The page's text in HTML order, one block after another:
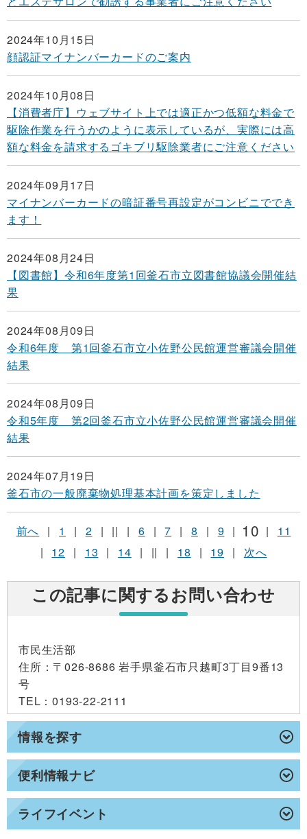
情報を探す
便利情報ナビ
ライフイベント
2024年10月15日
顔認証マイナンバーカードのご案内
2024年10月08日
【消費者庁】ウェブサイト上では適正かつ低額な料金で
駆除作業を行うかのように表示しているが、実際には高
額な料金を請求するゴキブリ駆除業者にご注意ください
2024年09月17日
マイナンバーカードの暗証番号再設定がコンビニででき
ます！
2024年08月24日
【図書館】令和6年度第1回釜石市立図書館協議会開催結
果
2024年08月09日
令和6年度 第1回釜石市立小佐野公民館運営審議会開催
結果
2024年08月09日
令和5年度 第2回釜石市立小佐野公民館運営審議会開催
結果
2024年07月19日
釜石市の一般廃棄物処理基本計画を策定しました
前へ | 1 | 2 | || | 6 | 7 | 8 | 9 | 10 |
11
|
12 | 13 | 14 | || | 18 | 19 | 次へ
この記事に関するお問い合わせ
市民生活部
住所 ：〒026-8686 岩手県釜石市只越町3丁目9番13
号
TEL ：0193-22-2111